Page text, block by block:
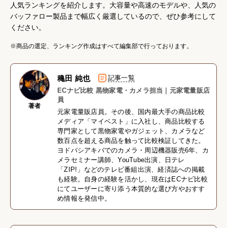
人気ランキングを紹介します。大容量や高速のモデルや、人気の
バッファロー製品まで幅広く厳選しているので、ぜひ参考にして
ください。
※商品の選定、ランキング作成はすべて編集部で行っております。
著者
穐田 純也
記事一覧
ECナビ比較 黒物家電・カメラ担当｜元家電量販店
員
元家電量販店員。その後、国内最大手の商品比較
メディア「マイベスト」に入社し、商品比較する
専門家として黒物家電やガジェット、カメラなど
数百点を超える商品を触って比較検証してきた。
ヨドバシアキバでのカメラ・周辺機器販売6年、カ
メラセミナー講師、YouTube出演、日テレ
「ZIP!」などのテレビ番組出演、経済誌への掲載
も経験。自身の経験を活かし、現在はECナビ比較
にてユーザーに寄り添う本質的な選び方やおすす
め情報を発信中。